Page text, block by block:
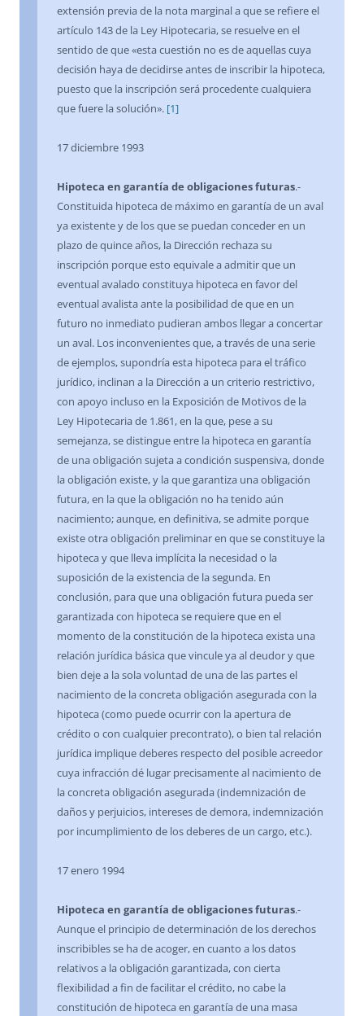
extensión previa de la nota marginal a que se refiere el
artículo 143 de la Ley Hipotecaria, se resuelve en el
sentido de que «esta cuestión no es de aquellas cuya
decisión haya de decidirse antes de inscribir la hipoteca,
puesto que la inscripción será procedente cualquiera
que fuere la solución». [1]
17 diciembre 1993
Hipoteca en garantía de obligaciones futuras.-
Constituida hipoteca de máximo en garantía de un aval
ya existente y de los que se puedan conceder en un
plazo de quince años, la Dirección rechaza su
inscripción porque esto equivale a admitir que un
eventual avalado constituya hipoteca en favor del
eventual avalista ante la posibilidad de que en un
futuro no inmediato pudieran ambos llegar a concertar
un aval. Los inconvenientes que, a través de una serie
de ejemplos, supondría esta hipoteca para el tráfico
jurídico, inclinan a la Dirección a un criterio restrictivo,
con apoyo incluso en la Exposición de Motivos de la
Ley Hipotecaria de 1.861, en la que, pese a su
semejanza, se distingue entre la hipoteca en garantía
de una obligación sujeta a condición suspensiva, donde
la obligación existe, y la que garantiza una obligación
futura, en la que la obligación no ha tenido aún
nacimiento; aunque, en definitiva, se admite porque
existe otra obligación preliminar en que se constituye la
hipoteca y que lleva implícita la necesidad o la
suposición de la existencia de la segunda. En
conclusión, para que una obligación futura pueda ser
garantizada con hipoteca se requiere que en el
momento de la constitución de la hipoteca exista una
relación jurídica básica que vincule ya al deudor y que
bien deje a la sola voluntad de una de las partes el
nacimiento de la concreta obligación asegurada con la
hipoteca (como puede ocurrir con la apertura de
crédito o con cualquier precontrato), o bien tal relación
jurídica implique deberes respecto del posible acreedor
cuya infracción dé lugar precisamente al nacimiento de
la concreta obligación asegurada (indemnización de
daños y perjuicios, intereses de demora, indemnización
por incumplimiento de los deberes de un cargo, etc.).
17 enero 1994
Hipoteca en garantía de obligaciones futuras.-
Aunque el principio de determinación de los derechos
inscribibles se ha de acoger, en cuanto a los datos
relativos a la obligación garantizada, con cierta
flexibilidad a fin de facilitar el crédito, no cabe la
constitución de hipoteca en garantía de una masa